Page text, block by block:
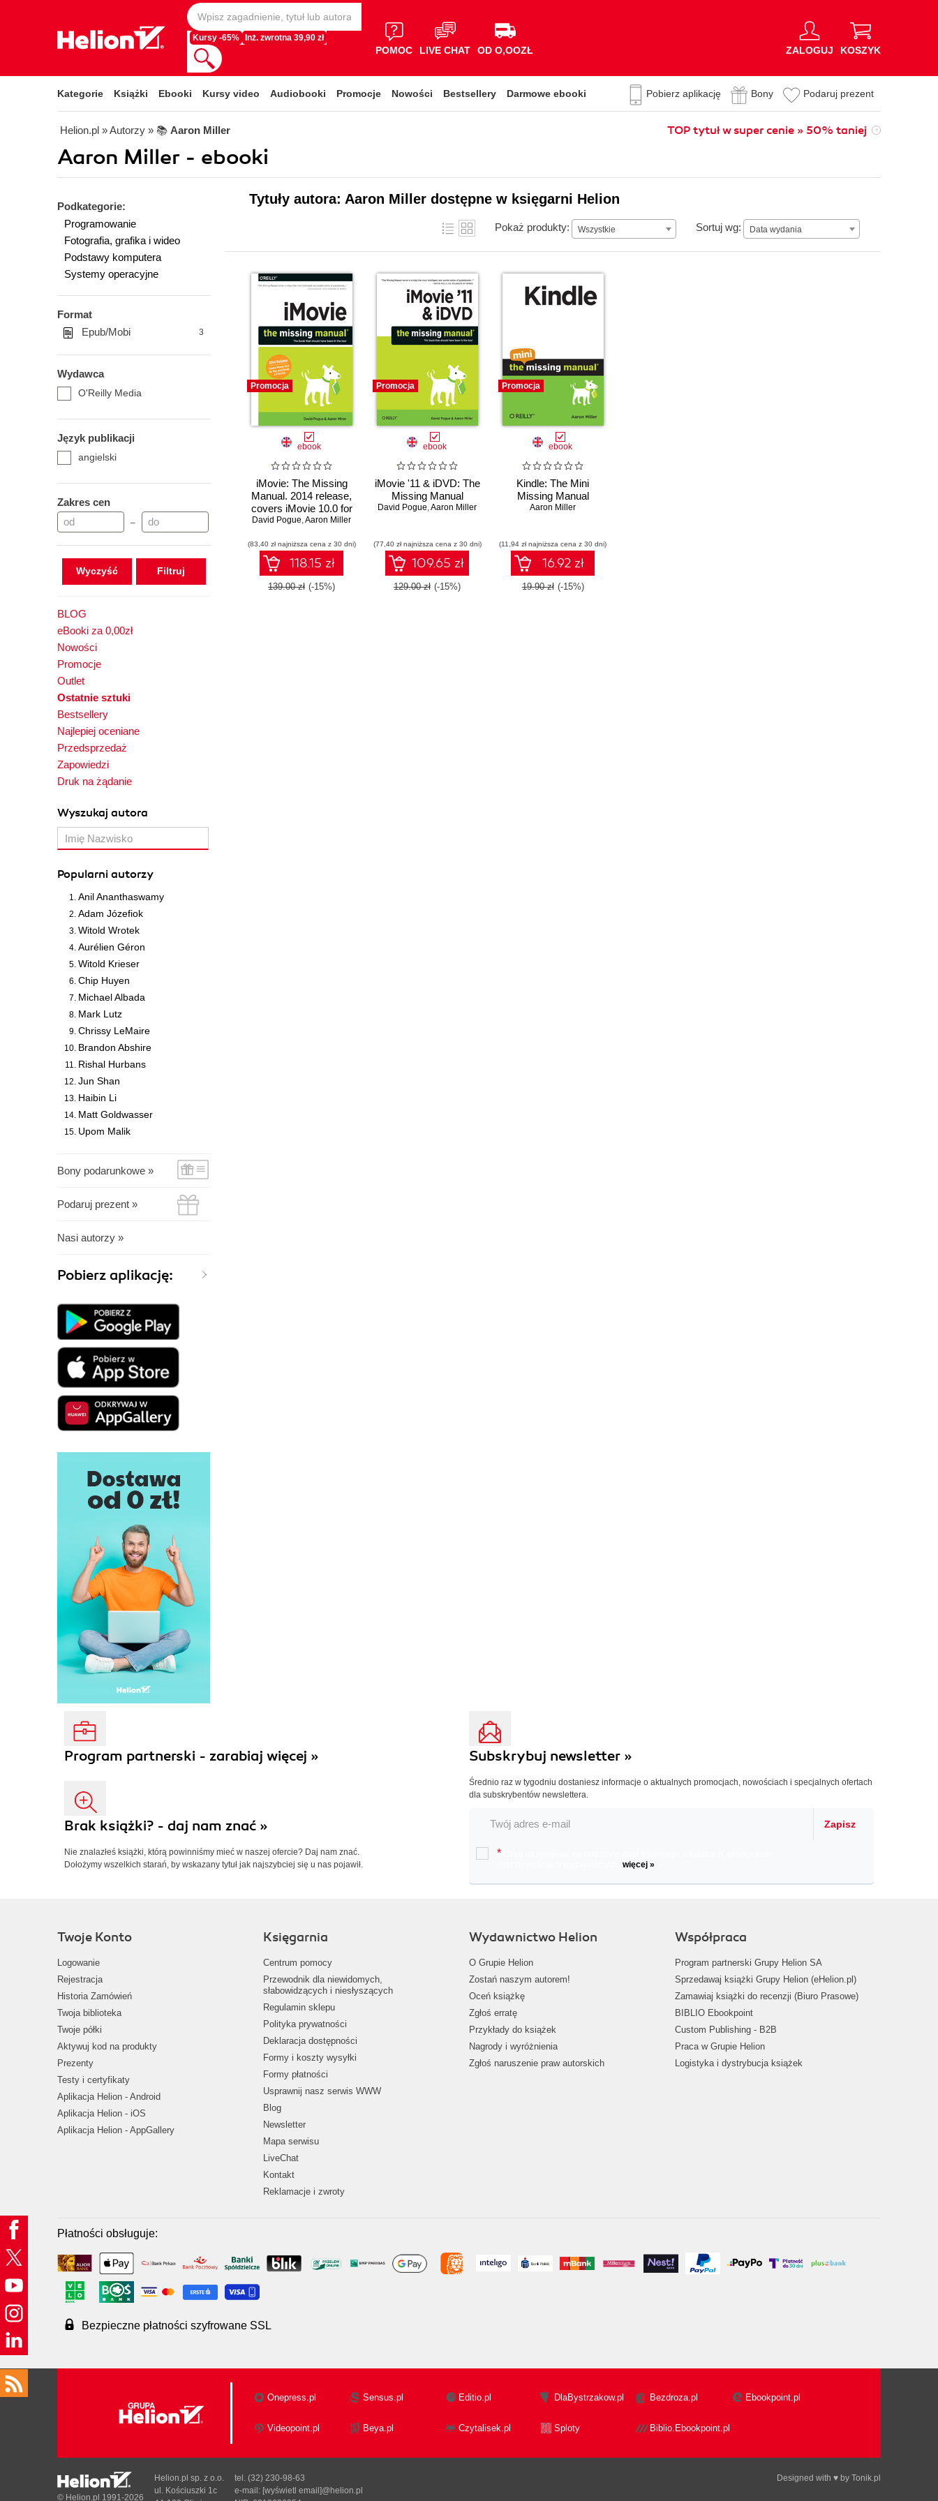
Kursy -65% Inż. zwrotna 39,90 zł
POMOC LIVE CHAT OD O,OOZŁ ZALOGUJ KOSZYK
Kategorie Książki Ebooki Kursy video Audiobooki Promocje Nowości Bestsellery Darmowe ebooki Pobierz aplikację Bony Podaruj prezent
Helion.pl » Autorzy » 📚 Aaron Miller TOP tytuł w super cenie » 50% taniej
Aaron Miller - ebooki
Podkategorie:
Programowanie
Fotografia, grafika i wideo
Podstawy komputera
Systemy operacyjne
Format
Epub/Mobi
3
Wydawca
O'Reilly Media
Język publikacji
angielski
Zakres cen
–
Wyczyść
BLOG
eBooki za 0,00zł
Nowości
Promocje
Outlet
Ostatnie sztuki
Bestsellery
Najlepiej oceniane
Przedsprzedaż
Zapowiedzi
Druk na żądanie
Wyszukaj autora
Popularni autorzy
Anil Ananthaswamy
Adam Józefiok
Witold Wrotek
Aurélien Géron
Witold Krieser
Chip Huyen
Michael Albada
Mark Lutz
Chrissy LeMaire
Brandon Abshire
Rishal Hurbans
Jun Shan
Haibin Li
Matt Goldwasser
Upom Malik
Bony podarunkowe »
Podaruj prezent »
Nasi autorzy »
Pobierz aplikację:
Tytuły autora: Aaron Miller dostępne w księgarni Helion
Pokaż produkty: Wszystkie Sortuj wg: Data wydania
Data wydania
Promocja
ebook
iMovie: The Missing
Manual. 2014 release,
covers iMovie 10.0 for
Mac and 2.0 for iOS
David Pogue,Aaron Miller
(83,40 zł najniższa cena z 30 dni)
118.15 zł
139.00 zł (-15%)
Promocja
ebook
iMovie '11 & iDVD: The
Missing Manual
David Pogue,Aaron Miller
(77,40 zł najniższa cena z 30 dni)
109.65 zł
129.00 zł (-15%)
Promocja
ebook
Kindle: The Mini
Missing Manual
Aaron Miller
(11,94 zł najniższa cena z 30 dni)
16.92 zł
19.90 zł (-15%)
Program partnerski - zarabiaj więcej »
Brak książki? - daj nam znać »
Nie znalazłeś książki, którą powinniśmy mieć w naszej ofercie? Daj nam znać.
Dołożymy wszelkich starań, by wskazany tytuł jak najszybciej się u nas pojawił.
Subskrybuj newsletter »
Średnio raz w tygodniu dostaniesz informacje o aktualnych promocjach, nowościach i specjalnych ofertach
dla subskrybentów newslettera.
Zapisz
*
więcej »
Twoje Konto
Logowanie
Rejestracja
Historia Zamówień
Twoja biblioteka
Twoje półki
Aktywuj kod na produkty
Prezenty
Testy i certyfikaty
Aplikacja Helion - Android
Aplikacja Helion - iOS
Aplikacja Helion - AppGallery
Księgarnia
Centrum pomocy
Przewodnik dla niewidomych,
słabowidzących i niesłyszących
Regulamin sklepu
Polityka prywatności
Deklaracja dostępności
Formy i koszty wysyłki
Formy płatności
Usprawnij nasz serwis WWW
Blog
Newsletter
Mapa serwisu
LiveChat
Kontakt
Reklamacje i zwroty
Wydawnictwo Helion
O Grupie Helion
Zostań naszym autorem!
Oceń książkę
Zgłoś erratę
Przykłady do książek
Nagrody i wyróżnienia
Zgłoś naruszenie praw autorskich
Współpraca
Program partnerski Grupy Helion SA
Sprzedawaj książki Grupy Helion (eHelion.pl)
Zamawiaj książki do recenzji (Biuro Prasowe)
BIBLIO Ebookpoint
Custom Publishing - B2B
Praca w Grupie Helion
Logistyka i dystrybucja książek
Płatności obsługuje:
Bezpieczne płatności szyfrowane SSL
Onepress.pl Sensus.pl Editio.pl DlaBystrzakow.pl Bezdroza.pl Ebookpoint.pl
Videopoint.pl Beya.pl Czytalisek.pl Sploty Biblio.Ebookpoint.pl
Designed with ♥ by Tonik.pl
© Helion.pl 1991-2026
Helion.pl sp. z o.o.
ul. Kościuszki 1c
tel. (32) 230-98-63
e-mail: [wyświetl email]@helion.pl